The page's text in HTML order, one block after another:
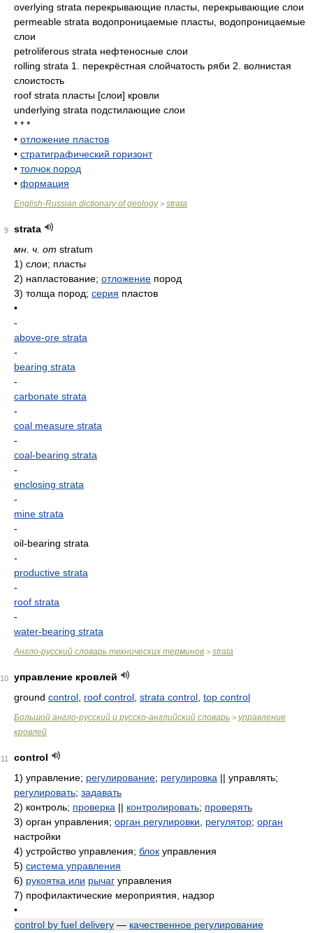
overlying strata перекрывающие пласты, перекрывающие слои
permeable strata водопроницаемые пласты, водопроницаемые
слои
petroliferous strata нефтеносные слои
rolling strata 1. перекрёстная слойчатость ряби 2. волнистая
слоистость
roof strata пласты [слои] кровли
underlying strata подстилающие слои
* * *
• отложение пластов
• стратиграфический горизонт
• толчок пород
• формация
English-Russian dictionary of geology> strata
9
strata
мн. ч. от stratum
1) слои; пласты
2) напластование; отложение пород
3) толща пород; серия пластов
•
-
above-ore strata
-
bearing strata
-
carbonate strata
-
coal measure strata
-
coal-bearing strata
-
enclosing strata
-
mine strata
-
oil-bearing strata
-
productive strata
-
roof strata
-
water-bearing strata
Англо-русский словарь технических терминов > strata
10
управление кровлей
ground control roof control strata control top control
Большой англо-русский и русско-английский словарь > управление
кровлей
11
control
1) управление; регулирование; регулировка || управлять;
регулировать; задавать
2) контроль; проверка || контролировать; проверять
3) орган управления; орган регулировки регулятор; орган
настройки
4) устройство управления; блок управления
5) система управления
6) рукоятка или рычаг управления
7) профилактические мероприятия, надзор
•
control by fuel delivery — качественное регулирование